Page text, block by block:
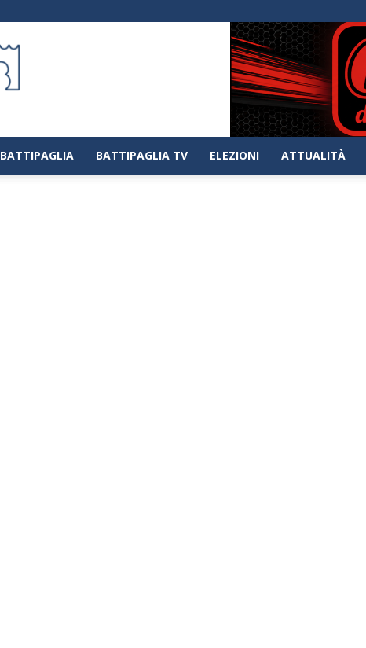
BATTIPAGLIA BATTIPAGLIA TV ELEZIONI ATTUALITÀ